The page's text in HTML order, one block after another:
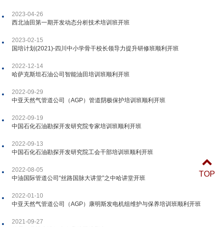
2023-04-26
西北油田第一期开发动态分析技术培训班开班
2023-02-15
国培计划(2021)-四川中小学骨干校长领导力提升研修班顺利开班
2022-12-14
哈萨克斯坦石油公司智能油田培训班顺利开班
2022-09-29
中亚天然气管道公司（AGP）管道阴极保护培训班顺利开班
2022-09-19
中国石化石油勘探开发研究院专家培训班顺利开班
2022-09-13
中国石化石油勘探开发研究院工会干部培训班顺利开班
2022-08-05
中油国际管道公司“丝路国脉大讲堂”之中哈讲堂开班
2022-01-10
中亚天然气管道公司（AGP）康明斯发电机组维护与保养培训班顺利开班
2021-09-27
TOP